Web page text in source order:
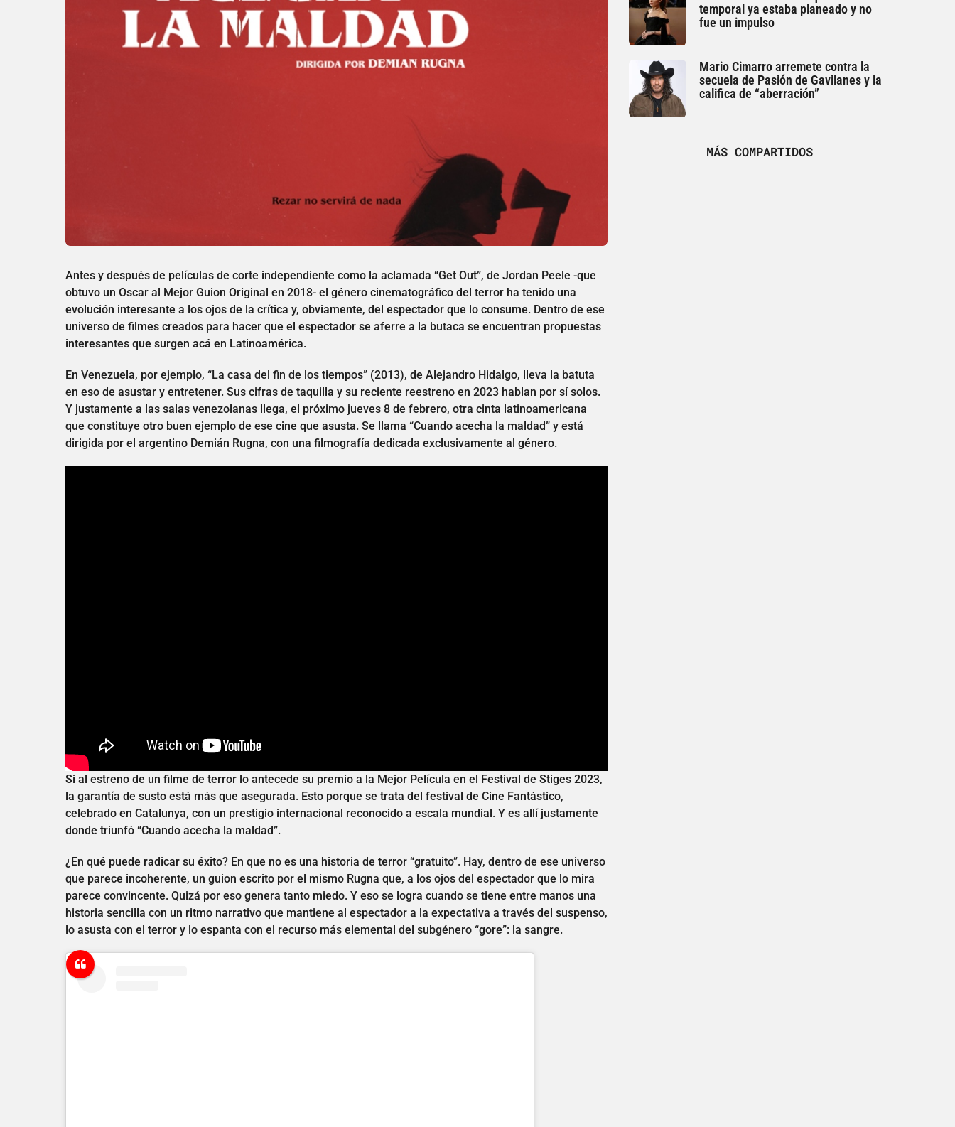
Antes y después de películas de corte independiente como la aclamada “Get Out”, de Jordan Peele -que
obtuvo un Oscar al Mejor Guion Original en 2018- el género cinematográfico del terror ha tenido una
evolución interesante a los ojos de la crítica y, obviamente, del espectador que lo consume. Dentro de ese
universo de filmes creados para hacer que el espectador se aferre a la butaca se encuentran propuestas
interesantes que surgen acá en Latinoamérica.
En Venezuela, por ejemplo, “La casa del fin de los tiempos” (2013), de Alejandro Hidalgo, lleva la batuta
en eso de asustar y entretener. Sus cifras de taquilla y su reciente reestreno en 2023 hablan por sí solos.
Y justamente a las salas venezolanas llega, el próximo jueves 8 de febrero, otra cinta latinoamericana
que constituye otro buen ejemplo de ese cine que asusta. Se llama “Cuando acecha la maldad” y está
dirigida por el argentino Demián Rugna, con una filmografía dedicada exclusivamente al género.
Si al estreno de un filme de terror lo antecede su premio a la Mejor Película en el Festival de Stiges 2023,
la garantía de susto está más que asegurada. Esto porque se trata del festival de Cine Fantástico,
celebrado en Catalunya, con un prestigio internacional reconocido a escala mundial. Y es allí justamente
donde triunfó “Cuando acecha la maldad”.
¿En qué puede radicar su éxito? En que no es una historia de terror “gratuito”. Hay, dentro de ese universo
que parece incoherente, un guion escrito por el mismo Rugna que, a los ojos del espectador que lo mira
parece convincente. Quizá por eso genera tanto miedo. Y eso se logra cuando se tiene entre manos una
historia sencilla con un ritmo narrativo que mantiene al espectador a la expectativa a través del suspenso,
lo asusta con el terror y lo espanta con el recurso más elemental del subgénero “gore”: la sangre.
temporal ya estaba planeado y no
fue un impulso
Mario Cimarro arremete contra la
secuela de Pasión de Gavilanes y la
califica de “aberración”
MÁS COMPARTIDOS